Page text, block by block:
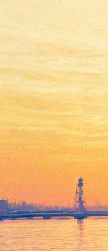
о «Норд-
с Чукотки